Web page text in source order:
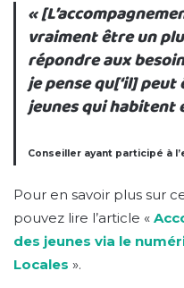
«
vraiment être un
répondre aux
je pense qu[‘il]
jeunes qui habitent
Conseiller ayant participé à
Pour en savoir plus sur
pouvez lire l’article «
des jeunes via le
Locales ».